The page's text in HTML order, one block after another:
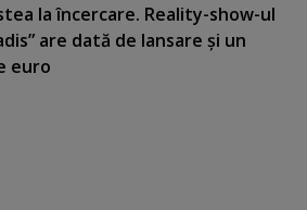
la încercare. Reality-show-ul
are dată de lansare şi un
euro